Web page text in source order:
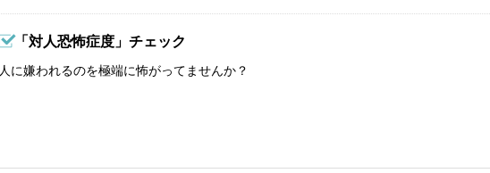
「対人恐怖症度」チェック
人に嫌われるのを極端に怖がってませんか？